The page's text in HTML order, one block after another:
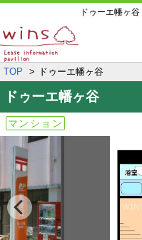
ドゥーエ幡ヶ
TOP ドゥーエ幡ヶ谷
ドゥーエ幡ヶ谷
マンション